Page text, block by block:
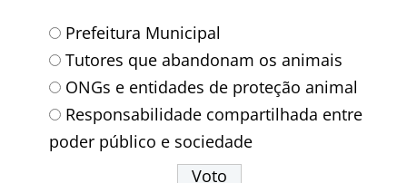
Prefeitura Municipal
Tutores que abandonam os animais
ONGs e entidades de proteção animal
Responsabilidade compartilhada entre
poder público e sociedade